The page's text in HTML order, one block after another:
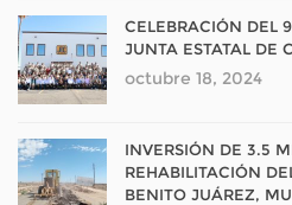
CELEBRACIÓN DEL
JUNTA ESTATAL DE
octubre 18, 2024
INVERSIÓN DE 3.5
REHABILITACIÓN
BENITO JUÁREZ,